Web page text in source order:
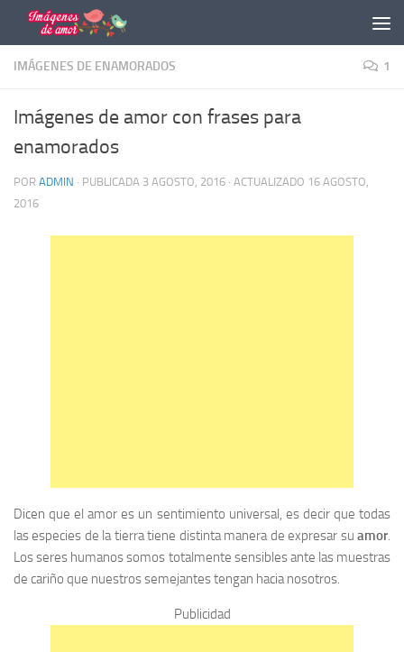
Saltar al contenido
IMÁGENES DE ENAMORADOS 1
Imágenes de amor con frases para
enamorados
POR ADMIN · PUBLICADA 3 AGOSTO, 2016 · ACTUALIZADO 16 AGOSTO,
2016
Dicen que el amor es un sentimiento universal, es decir que todas
las especies de la tierra tiene distinta manera de expresar su amor.
Los seres humanos somos totalmente sensibles ante las muestras
de cariño que nuestros semejantes tengan hacia nosotros.
Publicidad